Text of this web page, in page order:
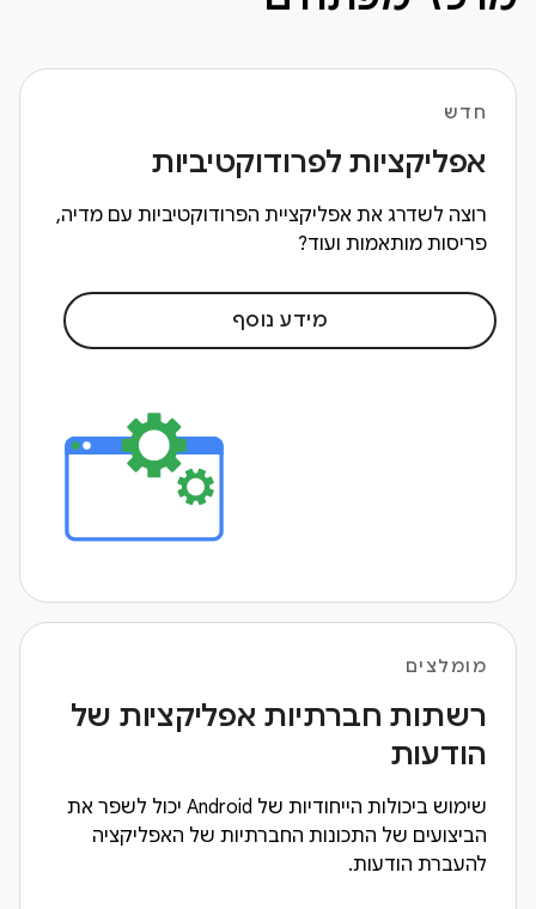
חדש
אפליקציות לפרודוקטיביות
רוצה לשדרג את אפליקציית הפרודוקטיביות עם מדיה,
פריסות מותאמות ועוד?
מידע נוסף
מומלצים
רשתות חברתיות אפליקציות של
הודעות
שימוש ביכולות הייחודיות של Android יכול לשפר את
הביצועים של התכונות החברתיות של האפליקציה
להעברת הודעות.